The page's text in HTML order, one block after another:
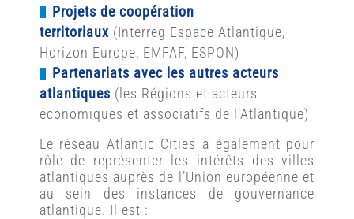
Projets de coopération
territoriaux(Interreg Espace Atlantique,
Horizon Europe, EMFAF, ESPON)
Partenariats avec les autres acteurs
atlantiques (les Régions et acteurs
économiques et associatifs de l’Atlantique)
Le réseau Atlantic Cities a également pour
rôle de représenter les intérêts des villes
atlantiques auprès de l’Union européenne et
au sein des instances de gouvernance
atlantique. Il est :